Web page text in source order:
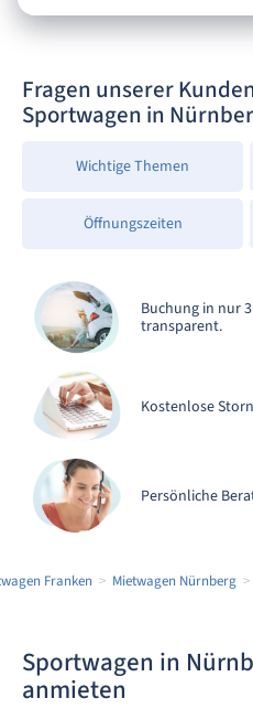
Fragen unserer
Sportwagen in
Wichtige Themen
Öffnungszeiten
Buchung in nur
transparent.
Kostenlose
Persönliche
Franken Mietwagen Nürnberg
Sportwagen in
anmieten